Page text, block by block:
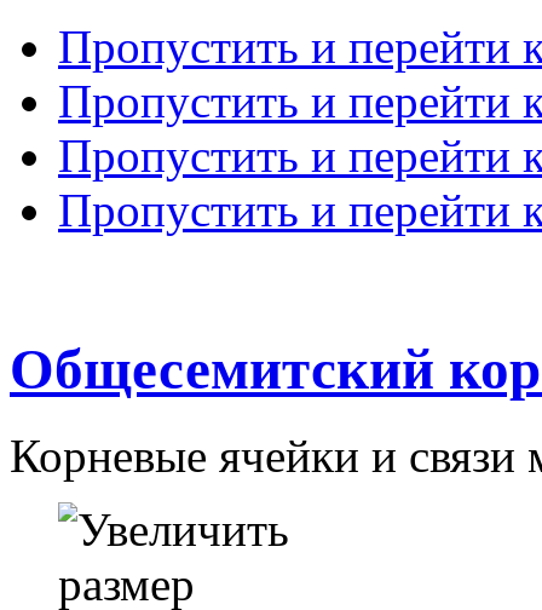
Пропустить и перейти
Пропустить и перейти
Пропустить и перейти
Пропустить и перейти
Общесемитский
Корневые ячейки и